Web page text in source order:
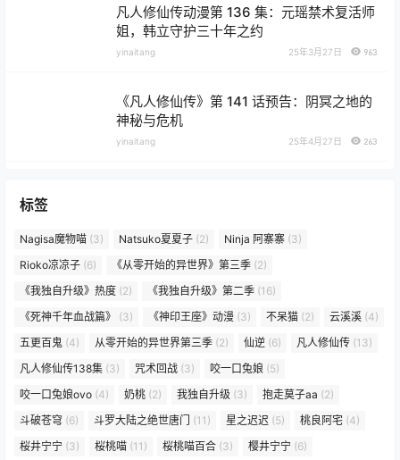
凡人修仙传动漫第 136 集：元瑶禁术复活师
姐，韩立守护三十年之约
yinaitang 25年3月27日 963
《凡人修仙传》第 141 话预告：阴冥之地的
神秘与危机
yinaitang 25年4月27日 263
标签
Nagisa魔物喵 (3) Natsuko夏夏子 (2) Ninja 阿寨寨 (3)
Rioko凉凉子 (6) 《从零开始的异世界》第三季 (2)
《我独自升级》热度 (2) 《我独自升级》第二季 (16)
《死神千年血战篇》
(3) 《神印王座》动漫 (3) 不呆猫 (2) 云溪溪 (4)
五更百鬼 (4) 从零开始的异世界第三季 (2) 仙逆 (6) 凡人修仙传 (13)
凡人修仙传138集 (3) 咒术回战 (3) 咬一口兔娘 (5)
咬一口兔娘ovo (4) 奶桃 (2) 我独自升级 (3) 抱走莫子aa (2)
斗破苍穹 (6) 斗罗大陆之绝世唐门 (11) 星之迟迟 (5) 桃良阿宅 (4)
桜井宁宁 (3) 桜桃喵 (11) 桜桃喵百合 (3) 樱井宁宁 (6)